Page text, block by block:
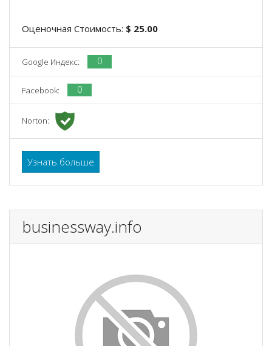
Оценочная Стоимость: $ 25.00
Google Индекс: 0
Facebook: 0
Norton:
Узнать больше
businessway.info